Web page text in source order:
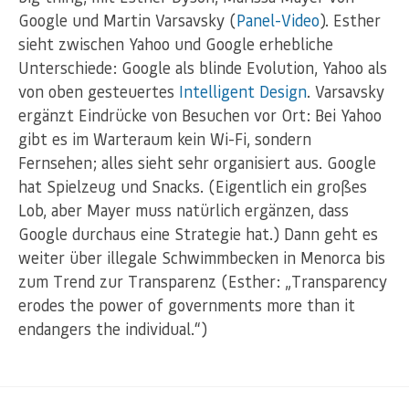
Google und Martin Varsavsky (Panel-Video). Esther
sieht zwischen Yahoo und Google erhebliche
Unterschiede: Google als blinde Evolution, Yahoo als
von oben gesteuertes Intelligent Design. Varsavsky
ergänzt Eindrücke von Besuchen vor Ort: Bei Yahoo
gibt es im Warteraum kein Wi-Fi, sondern
Fernsehen; alles sieht sehr organisiert aus. Google
hat Spielzeug und Snacks. (Eigentlich ein großes
Lob, aber Mayer muss natürlich ergänzen, dass
Google durchaus eine Strategie hat.) Dann geht es
weiter über illegale Schwimmbecken in Menorca bis
zum Trend zur Transparenz (Esther: „Transparency
erodes the power of governments more than it
endangers the individual.“)